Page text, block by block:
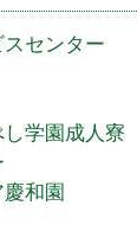
センター
学園成人寮
和園